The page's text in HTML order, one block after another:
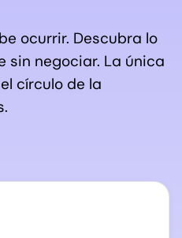
ocurrir. Descubra lo
sin negociar. La única
círculo de la